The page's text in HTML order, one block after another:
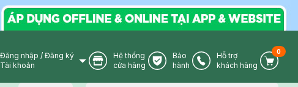
User Icon
Đăng nhập / Đăng ký
Tài khoản
Store Icon
Hệ thống
cửa hàng
Warranty Icon
Bảo
hành
Phone Icon
Hỗ trợ
khách hàng
Cart
0